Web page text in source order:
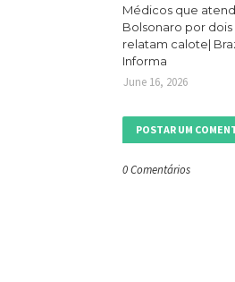
Médicos que
Bolsonaro por dois
relatam calote|
Informa
June 16, 2026
POSTAR UM
0 Comentários